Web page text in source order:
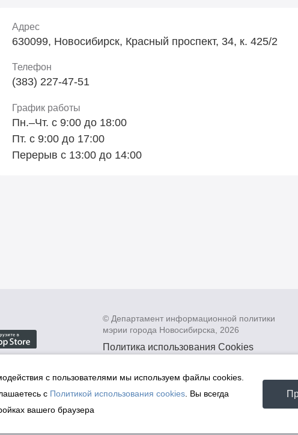
Адрес
630099, Новосибирск, Красный проспект, 34, к. 425/2
Телефон
(383) 227-47-51
График работы
Пн.–Чт. с 9:00 до 18:00
Пт. с 9:00 до 17:00
Перерыв с 13:00 до 14:00
© Департамент информационной политики
мэрии города Новосибирска, 2026
Политика использования Cookies
данных в информационных системах
мэрии города Новосибирска
с пользователями мы используем файлы cookies.
с Политикой использования cookies . Вы всегда
вашего браузера